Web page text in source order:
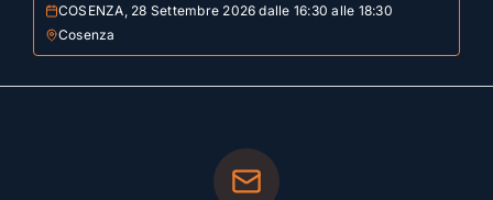
COSENZA, 28 Settembre 2026 dalle 16:30 alle 18:30
Cosenza